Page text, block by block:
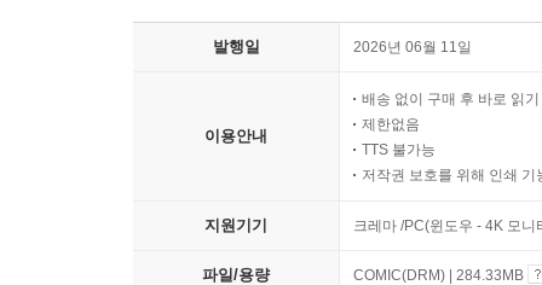
발행일 2026년 06월 11일
이용안내
배송 없이 구매 후 바로 읽기
제한없음
TTS 불가능
저작권 보호를 위해 인쇄 기
지원기기 크레마 /PC(윈도우 - 4K 모
파일/용량 COMIC(DRM) | 284.33MB